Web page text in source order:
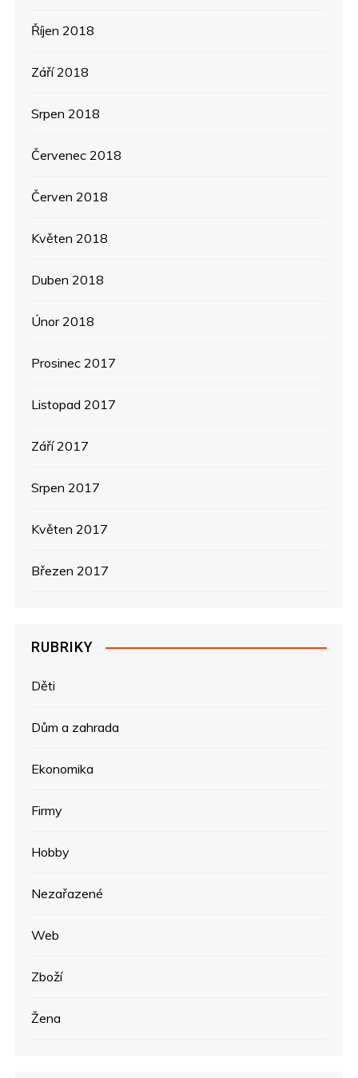
Říjen 2018
Září 2018
Srpen 2018
Červenec 2018
Červen 2018
Květen 2018
Duben 2018
Únor 2018
Prosinec 2017
Listopad 2017
Září 2017
Srpen 2017
Květen 2017
Březen 2017
RUBRIKY
Děti
Dům a zahrada
Ekonomika
Firmy
Hobby
Nezařazené
Web
Zboží
Žena